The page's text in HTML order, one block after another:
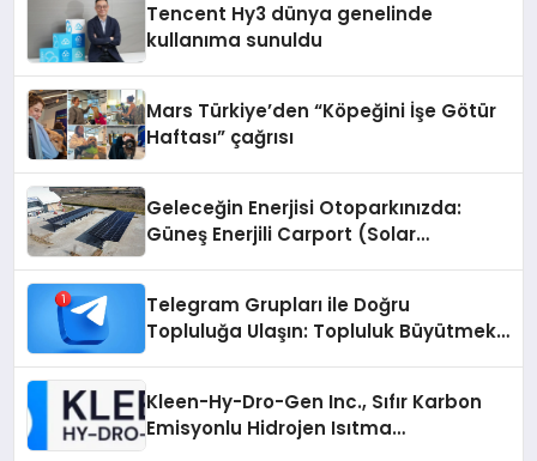
Tencent Hy3 dünya genelinde
kullanıma sunuldu
Mars Türkiye’den “Köpeğini İşe Götür
Haftası” çağrısı
Geleceğin Enerjisi Otoparkınızda:
Güneş Enerjili Carport (Solar
Telegram Grupları ile Doğru
Topluluğa Ulaşın: Topluluk Büyütmek
Kleen-Hy-Dro-Gen Inc., Sıfır Karbon
Emisyonlu Hidrojen Isıtma